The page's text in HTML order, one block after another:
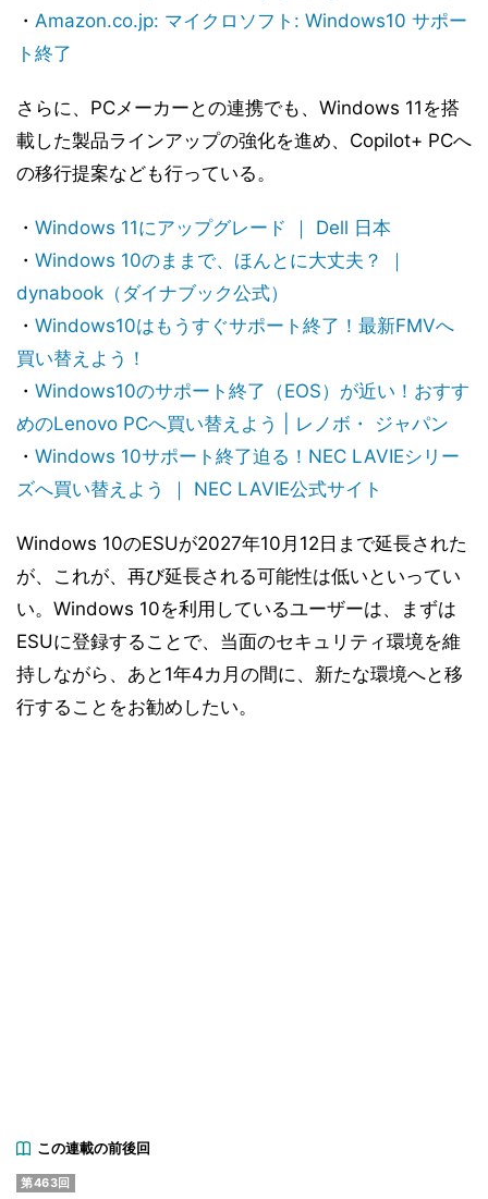
・ Amazon.co.jp: マイクロソフト: Windows10 サポー
ト終了
さらに、PCメーカーとの連携でも、Windows 11を搭
載した製品ラインアップの強化を進め、Copilot+ PCへ
の移行提案なども行っている。
・ Windows 11にアップグレード ｜ Dell 日本
・ Windows 10のままで、ほんとに大丈夫？ ｜
dynabook（ダイナブック公式）
・ Windows10はもうすぐサポート終了！最新FMVへ
買い替えよう！
・ Windows10のサポート終了（EOS）が近い！おすす
めのLenovo PCへ買い替えよう | レノボ・ ジャパン
・ Windows 10サポート終了迫る！NEC LAVIEシリー
ズへ買い替えよう ｜ NEC LAVIE公式サイト
Windows 10のESUが2027年10月12日まで延長された
が、これが、再び延長される可能性は低いといってい
い。Windows 10を利用しているユーザーは、まずは
ESUに登録することで、当面のセキュリティ環境を維
持しながら、あと1年4カ月の間に、新たな環境へと移
行することをお勧めしたい。
この連載の前後回
第463回